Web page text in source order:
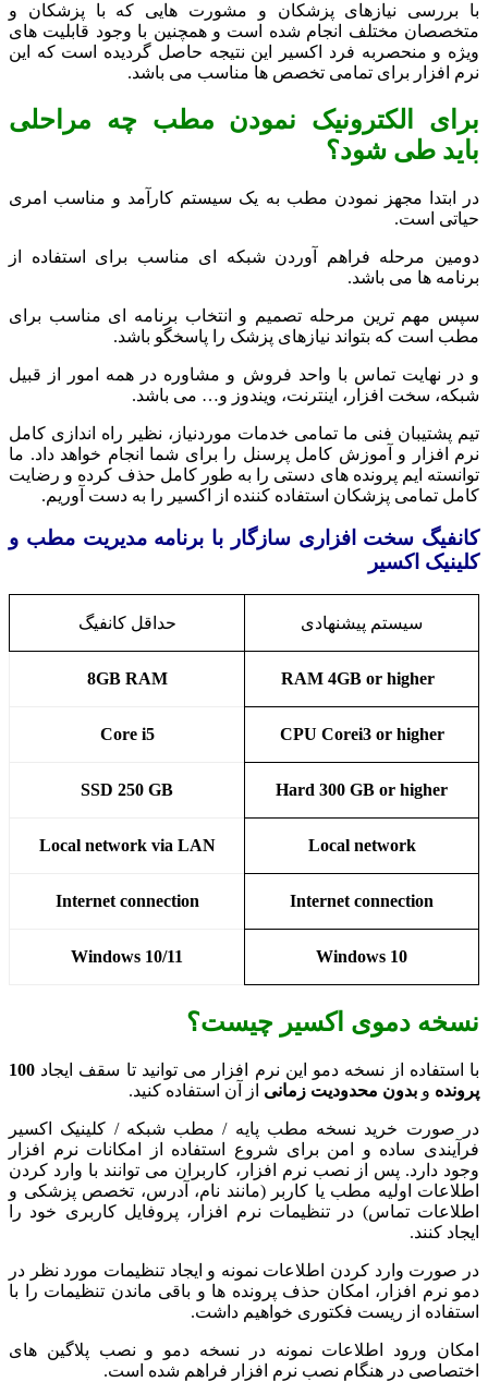
با بررسی نیازهای پزشکان و مشورت هایی که با پزشکان و
متخصصان مختلف انجام شده است و همچنین با وجود قابلیت های
ویژه و منحصربه فرد اکسیر این نتیجه حاصل گردیده است که این
نرم افزار برای تمامی تخصص ها مناسب می باشد.
برای الکترونیک نمودن مطب چه مراحلی
باید طی شود؟
در ابتدا مجهز نمودن مطب به یک سیستم کارآمد و مناسب امری
حیاتی است.
دومین مرحله فراهم آوردن شبکه ای مناسب برای استفاده از
برنامه ها می باشد.
سپس مهم ترین مرحله تصمیم و انتخاب برنامه ای مناسب برای
مطب است که بتواند نیازهای پزشک را پاسخگو باشد.
و در نهایت تماس با واحد فروش و مشاوره در همه امور از قبیل
شبکه، سخت افزار، اینترنت، ویندوز و… می باشد.
تیم پشتیبان فنی ما تمامی خدمات موردنیاز، نظیر راه اندازی کامل
نرم افزار و آموزش کامل پرسنل را برای شما انجام خواهد داد. ما
توانسته ایم پرونده های دستی را به طور کامل حذف کرده و رضایت
کامل تمامی پزشکان استفاده کننده از اکسیر را به دست آوریم.
کانفیگ سخت افزاری سازگار با برنامه مدیریت مطب و
کلینیک اکسیر
سیستم پیشنهادی حداقل کانفیگ
RAM 4GB or higher
8GB RAM
CPU Corei3 or higher
Core i5
Hard 300 GB or higher
SSD 250 GB
Local network
Local network via LAN
Internet connection
Internet connection
Windows 10
Windows 10/11
نسخه دموی اکسیر چیست؟
با استفاده از نسخه دمو این نرم افزار می‌ توانید تا سقف ایجاد 100
پرونده و بدون محدودیت زمانی از آن استفاده کنید.
در صورت خرید نسخه مطب پایه / مطب شبکه / کلینیک اکسیر
فرآیندی ساده و امن برای شروع استفاده از امکانات نرم‌ افزار
وجود دارد. پس از نصب نرم‌ افزار، کاربران می‌ توانند با وارد کردن
اطلاعات اولیه مطب یا کاربر (مانند نام، آدرس، تخصص پزشکی و
اطلاعات تماس) در تنظیمات نرم افزار، پروفایل کاربری خود را
ایجاد کنند.
در صورت وارد کردن اطلاعات نمونه و ایجاد تنظیمات مورد نظر در
دمو نرم افزار، امکان حذف پرونده ها و باقی ماندن تنظیمات را با
استفاده از ریست فکتوری خواهیم داشت.
امکان ورود اطلاعات نمونه در نسخه دمو و نصب پلاگین های
اختصاصی در هنگام نصب نرم افزار فراهم شده است.